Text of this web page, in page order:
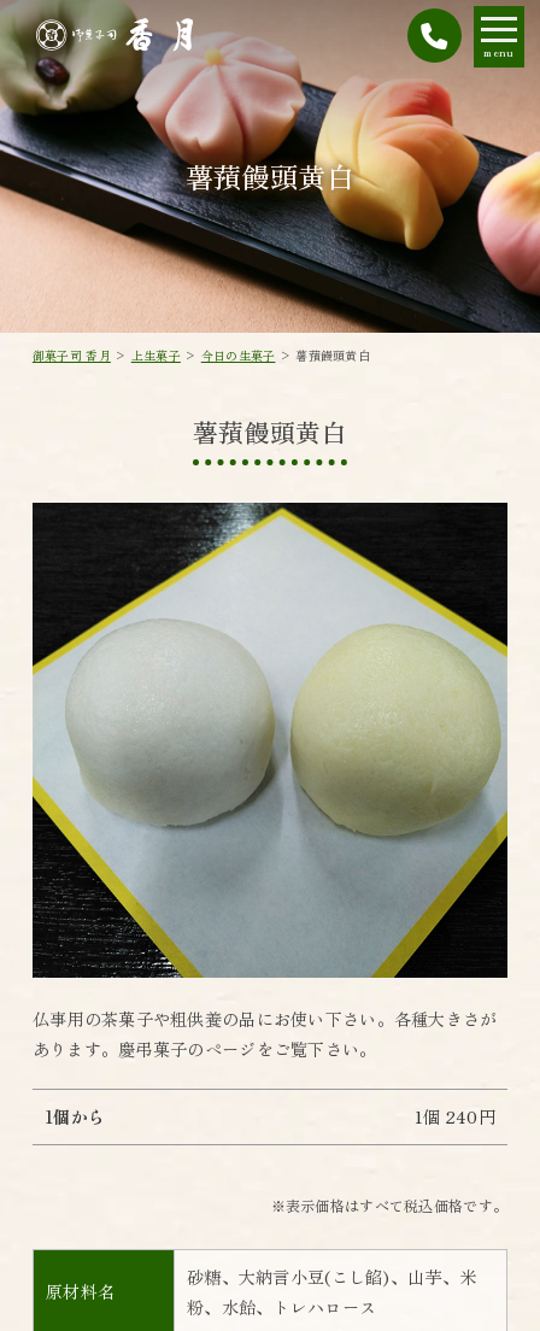
menu
薯蕷饅頭黄白
御菓子司 香月 > 上生菓子 > 今日の生菓子 > 薯蕷饅頭黄白
薯蕷饅頭黄白
仏事用の茶菓子や粗供養の品にお使い下さい。各種大きさが
あります。慶弔菓子のページをご覧下さい。
1個から 1個 240円
※表示価格はすべて税込価格です。
原材料名
砂糖、大納言小豆(こし餡)、山芋、米
粉、水飴、トレハロース